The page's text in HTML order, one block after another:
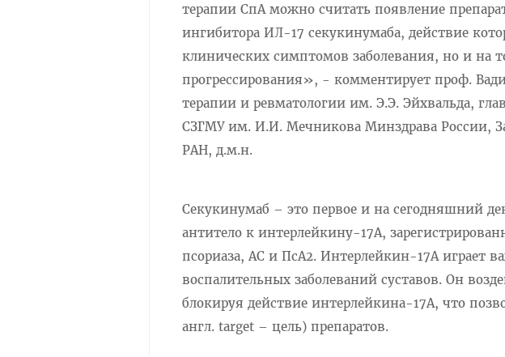
терапии СпА можно считать появление
ингибитора ИЛ-17 секукинумаба, действие
клинических симптомов заболевания, но и на
прогрессирования», - комментирует проф.
терапии и ревматологии им. Э.Э. Эйхвальда,
СЗГМУ им. И.И. Мечникова Минздрава России,
РАН, д.м.н.
Секукинумаб – это первое и на сегодняшний
антитело к интерлейкину-17А,
псориаза, АС и ПсА2. Интерлейкин-17А играет
воспалительных заболеваний суставов. Он
блокируя действие интерлейкина-17А, что
англ. target – цель) препаратов.